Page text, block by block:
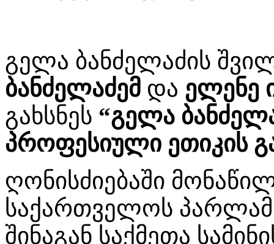
გელა ბანძელაძის
ბანძელაძემ და ელენე
გახსნეს “გელა
პროფესიული ეთიკის
ღონისძიებაში
საქართველოს
შინაგან საქმეთა